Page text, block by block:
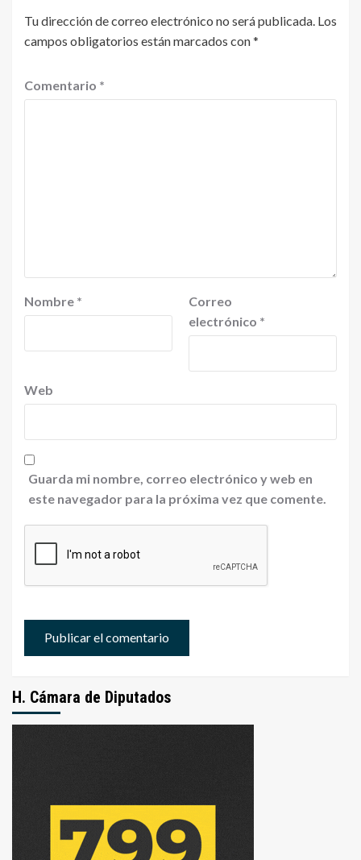
Tu dirección de correo electrónico no será publicada. Los
campos obligatorios están marcados con*
Comentario *
Nombre *
Correo
electrónico *
Web
Guarda mi nombre, correo electrónico y web en
este navegador para la próxima vez que comente.
H. Cámara de Diputados